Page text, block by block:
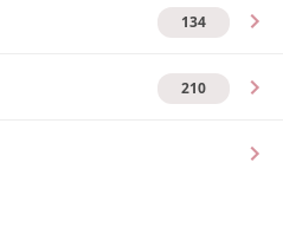
134
210